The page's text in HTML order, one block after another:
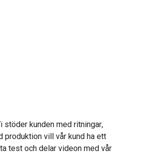
kunden med ritningar,
vill vår kund ha ett
test och delar videon med vår